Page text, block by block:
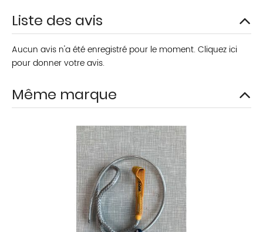
Liste des avis
Aucun avis n'a été enregistré pour le moment. Cliquez ici
pour donner votre avis.
Même marque